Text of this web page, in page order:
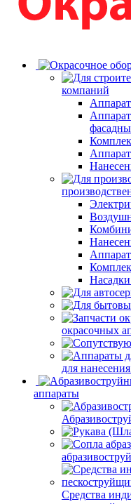
компаний
окрасочных
для
аппараты
Средства